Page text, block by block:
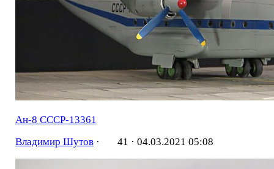
Ан-8 СССР-13361
Владимир Шутов· 41 · 04.03.2021 05:08